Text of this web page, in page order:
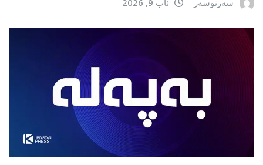
سەرنوسەر ئاب 9, 2026